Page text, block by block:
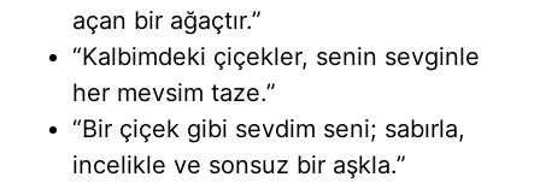
açan bir ağaçtır.”
“Kalbimdeki çiçekler, senin sevginle
her mevsim taze.”
“Bir çiçek gibi sevdim seni; sabırla,
incelikle ve sonsuz bir aşkla.”